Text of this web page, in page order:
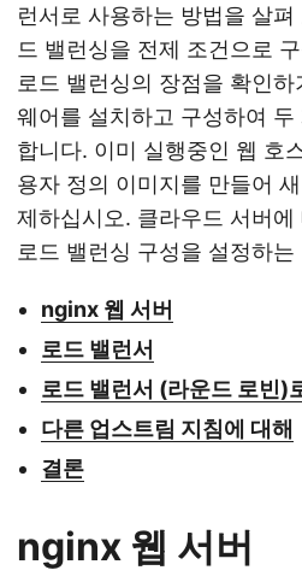
런서로 사용하는 방법을 살
드 밸런싱을 전제 조건으로
로드 밸런싱의 장점을 확인
웨어를 설치하고 구성하여
합니다. 이미 실행중인 웹 호
용자 정의 이미지를 만들어
제하십시오. 클라우드 서버
로드 밸런싱 구성을 설정하
nginx 웹 서버
로드 밸런서
로드 밸런서 (라운드 로빈)
다른 업스트림 지침에 대해
결론
nginx 웹 서버